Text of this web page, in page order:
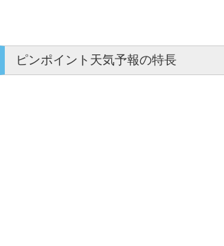
ピンポイント天気予報の特長